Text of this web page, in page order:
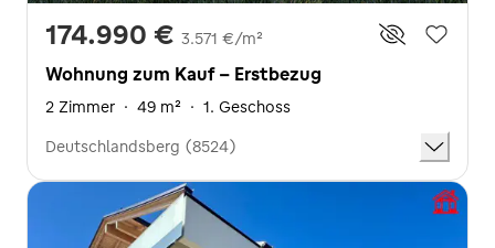
174.990 € 3.571 €/m²
Wohnung zum Kauf - Erstbezug
2 Zimmer · 49 m² · 1. Geschoss
Deutschlandsberg (8524)